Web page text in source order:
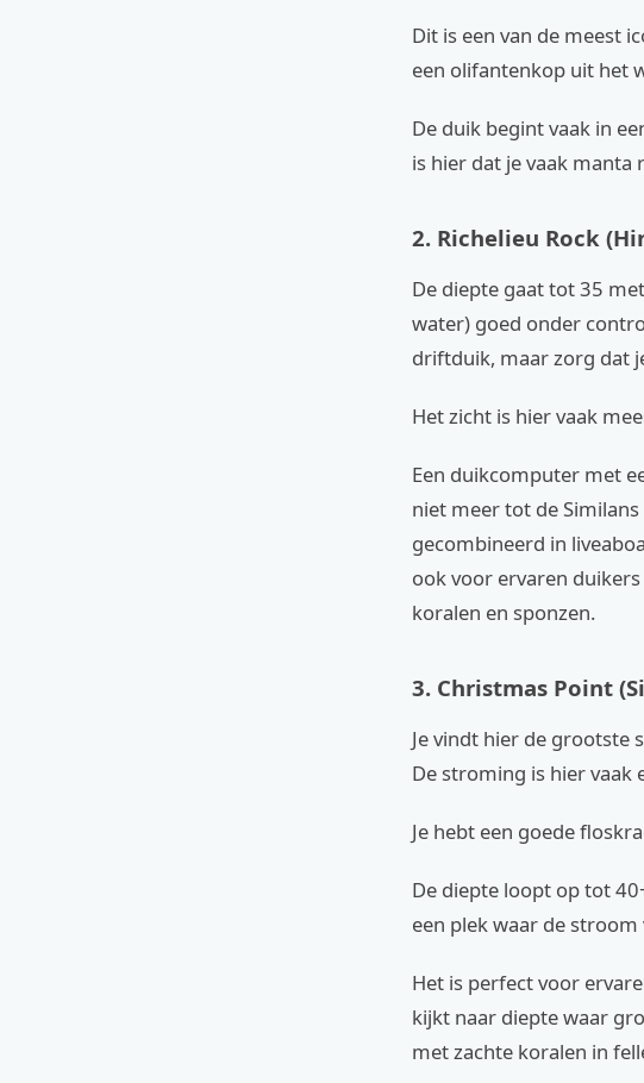
Dit is een van de meest
een olifantenkop uit het
De duik begint vaak in
is hier dat je vaak manta
2. Richelieu Rock
De diepte gaat tot 35
water) goed onder
driftduik, maar zorg dat
Het zicht is hier vaak
Een duikcomputer met
niet meer tot de
gecombineerd in
ook voor ervaren
koralen en sponzen.
3. Christmas Point
Je vindt hier de grootste
De stroming is hier vaak
Je hebt een goede
De diepte loopt op tot
een plek waar de
Het is perfect voor
kijkt naar diepte waar
met zachte koralen in